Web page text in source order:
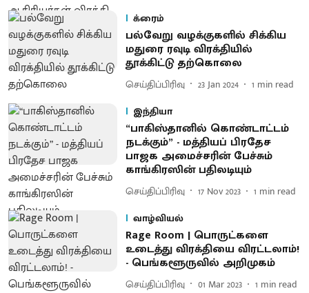
க்ரைம்
பல்வேறு வழக்குகளில் சிக்கிய
மதுரை ரவுடி விரக்தியில்
தூக்கிட்டு தற்கொலை
செய்திப்பிரிவு 23 Jan 2024 1 min read
இந்தியா
“பாகிஸ்தானில் கொண்டாட்டம்
நடக்கும்” - மத்தியப் பிரதேச
பாஜக அமைச்சரின் பேச்சும்
காங்கிரஸின் பதிலடியும்
செய்திப்பிரிவு 17 Nov 2023 1 min read
வாழ்வியல்
Rage Room | பொருட்களை
உடைத்து விரக்தியை விரட்டலாம்!
- பெங்களூருவில் அறிமுகம்
செய்திப்பிரிவு 01 Mar 2023 1 min read